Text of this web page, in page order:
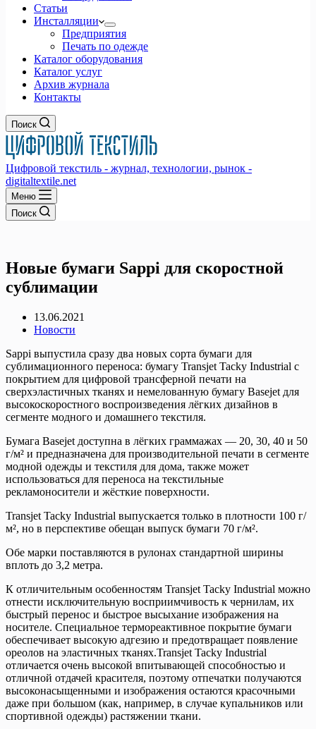
Статьи
Инсталляции
Предприятия
Печать по одежде
Каталог оборудования
Каталог услуг
Архив журнала
Контакты
Поиск
Цифровой текстиль - журнал, технологии, рынок -
digitaltextile.net
Меню
Поиск
Новые бумаги Sappi для скоростной
сублимации
13.06.2021
Новости
Sappi выпустила сразу два новых сорта бумаги для
сублимационного переноса: бумагу Transjet Tacky Industrial с
покрытием для цифровой трансферной печати на
сверхэластичных тканях и немелованную бумагу Basejet для
высокоскоростного воспроизведения лёгких дизайнов в
сегменте модного и домашнего текстиля.
Бумага Basejet доступна в лёгких граммажах — 20, 30, 40 и 50
г/м² и предназначена для производительной печати в сегменте
модной одежды и текстиля для дома, также может
использоваться для переноса на текстильные
рекламоносители и жёсткие поверхности.
Transjet Tacky Industrial выпускается только в плотности 100 г/
м², но в перспективе обещан выпуск бумаги 70 г/м².
Обе марки поставляются в рулонах стандартной ширины
вплоть до 3,2 метра.
К отличительным особенностям Transjet Tacky Industrial можно
отнести исключительную восприимчивость к чернилам, их
быстрый перенос и быстрое высыхание изображения на
носителе. Специальное термореактивное покрытие бумаги
обеспечивает высокую адгезию и предотвращает появление
ореолов на эластичных тканях.Transjet Tacky Industrial
отличается очень высокой впитывающей способностью и
отличной отдачей красителя, поэтому отпечатки получаются
высоконасыщенными и изображения остаются красочными
даже при большом (как, например, в случае купальников или
спортивной одежды) растяжении ткани.